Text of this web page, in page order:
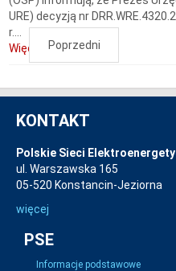
URE) decyzją nr
r....
Więcej...Poprzedni
KONTAKT
Polskie Sieci
ul. Warszawska 165
05-520 Konstancin-Jeziorna
więcej
PSE
Informacje podstawowe